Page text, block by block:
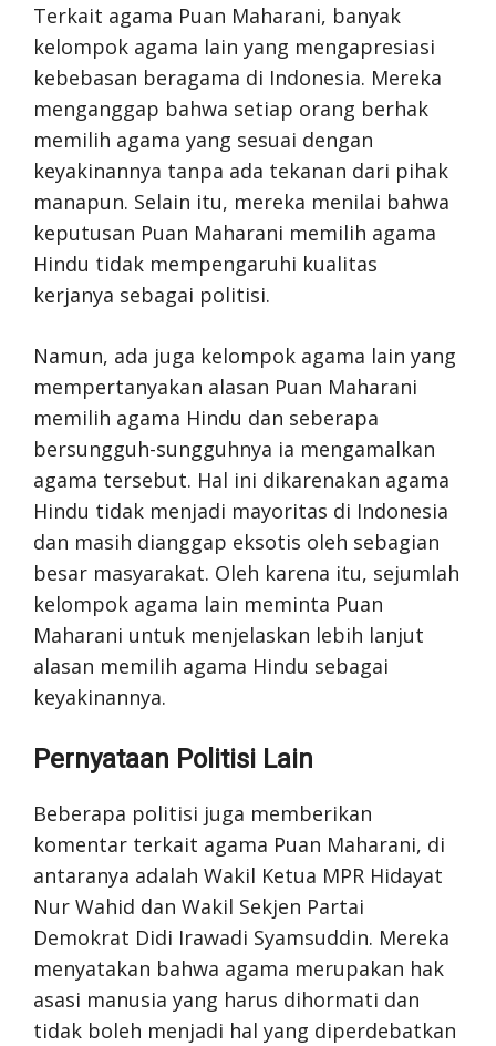
Terkait agama Puan Maharani, banyak
kelompok agama lain yang mengapresiasi
kebebasan beragama di Indonesia. Mereka
menganggap bahwa setiap orang berhak
memilih agama yang sesuai dengan
keyakinannya tanpa ada tekanan dari pihak
manapun. Selain itu, mereka menilai bahwa
keputusan Puan Maharani memilih agama
Hindu tidak mempengaruhi kualitas
kerjanya sebagai politisi.
Namun, ada juga kelompok agama lain yang
mempertanyakan alasan Puan Maharani
memilih agama Hindu dan seberapa
bersungguh-sungguhnya ia mengamalkan
agama tersebut. Hal ini dikarenakan agama
Hindu tidak menjadi mayoritas di Indonesia
dan masih dianggap eksotis oleh sebagian
besar masyarakat. Oleh karena itu, sejumlah
kelompok agama lain meminta Puan
Maharani untuk menjelaskan lebih lanjut
alasan memilih agama Hindu sebagai
keyakinannya.
Pernyataan Politisi Lain
Beberapa politisi juga memberikan
komentar terkait agama Puan Maharani, di
antaranya adalah Wakil Ketua MPR Hidayat
Nur Wahid dan Wakil Sekjen Partai
Demokrat Didi Irawadi Syamsuddin. Mereka
menyatakan bahwa agama merupakan hak
asasi manusia yang harus dihormati dan
tidak boleh menjadi hal yang diperdebatkan